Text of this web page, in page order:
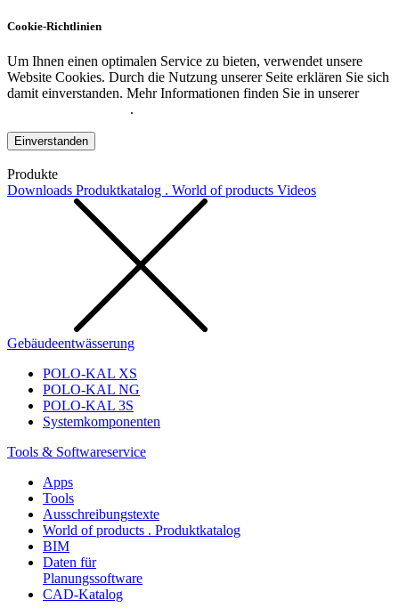
Cookie-Richtlinien
Um Ihnen einen optimalen Service zu bieten, verwendet unsere
Website Cookies. Durch die Nutzung unserer Seite erklären Sie sich
damit einverstanden. Mehr Informationen finden Sie in unserer
.
Einverstanden
Produkte
Downloads Produktkatalog . World of products Videos
Gebäudeentwässerung
POLO-KAL XS
POLO-KAL NG
POLO-KAL 3S
Systemkomponenten
Tools & Softwareservice
Apps
Tools
Ausschreibungstexte
World of products . Produktkatalog
BIM
Daten für
Planungssoftware
CAD-Katalog